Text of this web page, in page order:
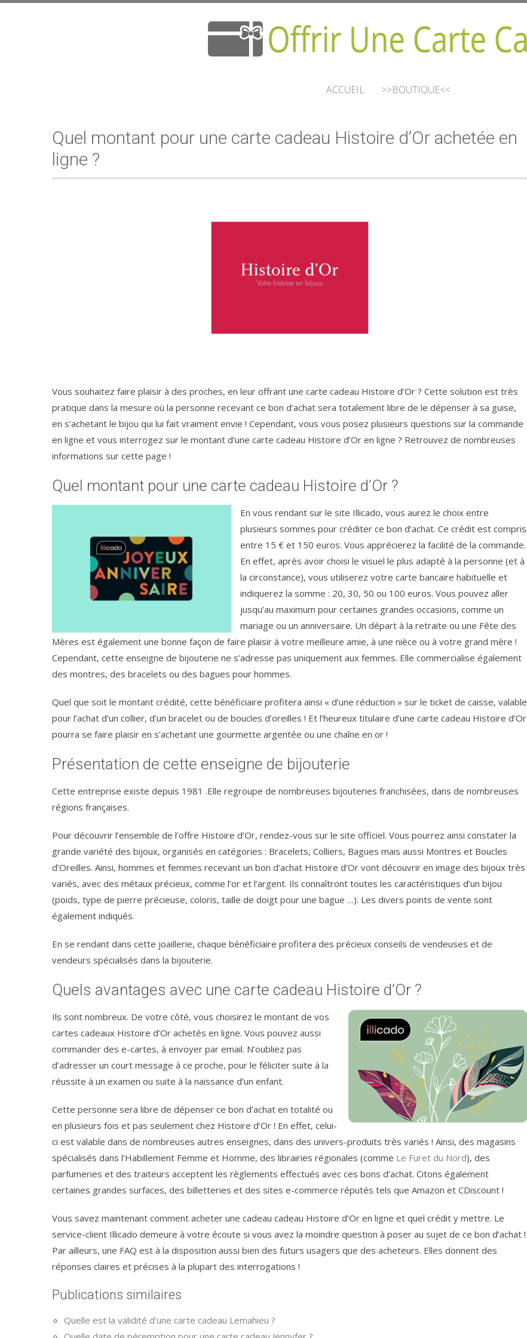
ACCUEIL >>BOUTIQUE<<
Quel montant pour une carte cadeau Histoire d’Or achetée en
ligne ?
Vous souhaitez faire plaisir à des proches, en leur offrant une carte cadeau Histoire d’Or ? Cette solution est très
pratique dans la mesure où la personne recevant ce bon d’achat sera totalement libre de le dépenser à sa guise,
en s’achetant le bijou qui lui fait vraiment envie ! Cependant, vous vous posez plusieurs questions sur la commande
en ligne et vous interrogez sur le montant d’une carte cadeau Histoire d’Or en ligne ? Retrouvez de nombreuses
informations sur cette page !
Quel montant pour une carte cadeau Histoire d’Or ?
En vous rendant sur le site Illicado, vous aurez le choix entre
plusieurs sommes pour créditer ce bon d’achat. Ce crédit est compris
entre 15 € et 150 euros. Vous apprécierez la facilité de la commande.
En effet, après avoir choisi le visuel le plus adapté à la personne (et à
la circonstance), vous utiliserez votre carte bancaire habituelle et
indiquerez la somme : 20, 30, 50 ou 100 euros. Vous pouvez aller
jusqu’au maximum pour certaines grandes occasions, comme un
mariage ou un anniversaire. Un départ à la retraite ou une Fête des
Mères est également une bonne façon de faire plaisir à votre meilleure amie, à une nièce ou à votre grand mère !
Cependant, cette enseigne de bijouterie ne s’adresse pas uniquement aux femmes. Elle commercialise également
des montres, des bracelets ou des bagues pour hommes.
Quel que soit le montant crédité, cette bénéficiaire profitera ainsi « d’une réduction » sur le ticket de caisse, valable
pour l’achat d’un collier, d’un bracelet ou de boucles d’oreilles ! Et l’heureux titulaire d’une carte cadeau Histoire d’Or
pourra se faire plaisir en s’achetant une gourmette argentée ou une chaîne en or !
Présentation de cette enseigne de bijouterie
Cette entreprise existe depuis 1981 .Elle regroupe de nombreuses bijouteries franchisées, dans de nombreuses
régions françaises.
Pour découvrir l’ensemble de l’offre Histoire d’Or, rendez-vous sur le site officiel. Vous pourrez ainsi constater la
grande variété des bijoux, organisés en catégories : Bracelets, Colliers, Bagues mais aussi Montres et Boucles
d’Oreilles. Ainsi, hommes et femmes recevant un bon d’achat Histoire d’Or vont découvrir en image des bijoux très
variés, avec des métaux précieux, comme l’or et l’argent. Ils connaîtront toutes les caractéristiques d’un bijou
(poids, type de pierre précieuse, coloris, taille de doigt pour une bague …). Les divers points de vente sont
également indiqués.
En se rendant dans cette joaillerie, chaque bénéficiaire profitera des précieux conseils de vendeuses et de
vendeurs spécialisés dans la bijouterie.
Quels avantages avec une carte cadeau Histoire d’Or ?
Ils sont nombreux. De votre côté, vous choisirez le montant de vos
cartes cadeaux Histoire d’Or achetés en ligne. Vous pouvez aussi
commander des e-cartes, à envoyer par email. N’oubliez pas
d’adresser un court message à ce proche, pour le féliciter suite à la
réussite à un examen ou suite à la naissance d’un enfant.
Cette personne sera libre de dépenser ce bon d’achat en totalité ou
en plusieurs fois et pas seulement chez Histoire d’Or ! En effet, celui-
ci est valable dans de nombreuses autres enseignes, dans des univers-produits très variés ! Ainsi, des magasins
spécialisés dans l’Habillement Femme et Homme, des librairies régionales (comme Le Furet du Nord), des
parfumeries et des traiteurs acceptent les règlements effectués avec ces bons d’achat. Citons également
certaines grandes surfaces, des billetteries et des sites e-commerce réputés tels que Amazon et CDiscount !
Vous savez maintenant comment acheter une cadeau cadeau Histoire d’Or en ligne et quel crédit y mettre. Le
service-client Illicado demeure à votre écoute si vous avez la moindre question à poser au sujet de ce bon d’achat !
Par ailleurs, une FAQ est à la disposition aussi bien des futurs usagers que des acheteurs. Elles donnent des
réponses claires et précises à la plupart des interrogations !
Publications similaires
Quelle est la validité d’une carte cadeau Lemahieu ?